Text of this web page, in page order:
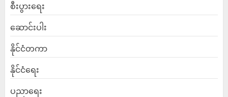
စီးပွားရေး
ဆောင်းပါး
နိုင်ငံတကာ
နိုင်ငံရေး
ပညာရေး